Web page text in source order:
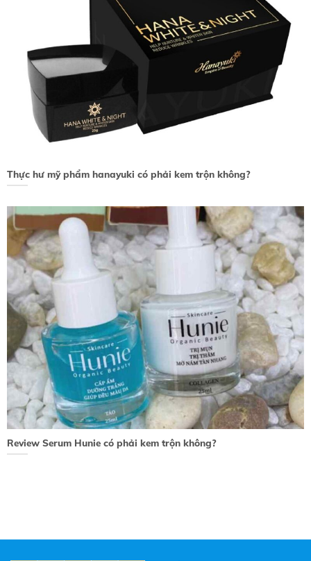
Thực hư mỹ phẩm hanayuki có phải kem trộn không?
Review Serum Hunie có phải kem trộn không?